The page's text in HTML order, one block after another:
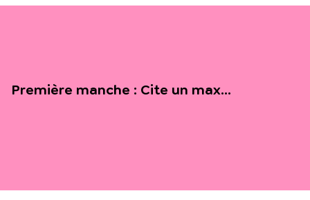
Première manche : Cite un max…